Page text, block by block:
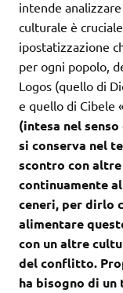
intende
culturale è
ipostatizzazione
per ogni popolo,
Logos (quello di
e quello di Cibele
(intesa nel
si conserva nel
scontro con
continuamente
ceneri, per dirlo
alimentare
con un altre
del conflitto.
ha bisogno di